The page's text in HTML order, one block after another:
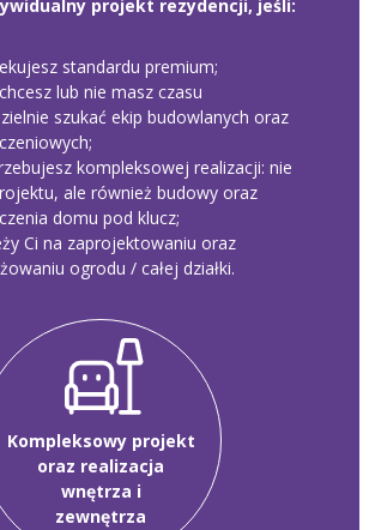
projekt rezydencji, jeśli:
standardu premium;
lub nie masz czasu
szukać ekip budowlanych oraz
kompleksowej realizacji: nie
ale również budowy oraz
domu pod klucz;
Ci na zaprojektowaniu oraz
ogrodu / całej działki.
Kompleksowy projekt
oraz realizacja
wnętrza i
zewnętrza